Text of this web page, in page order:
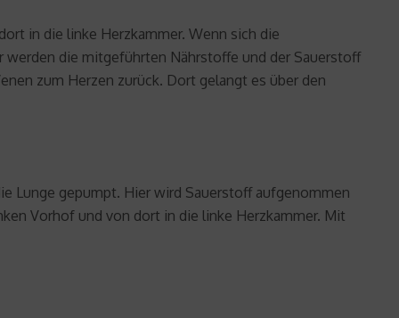
in die linke Herzkammer. Wenn sich die
die mitgeführten Nährstoffe und der Sauerstoff
zum Herzen zurück. Dort gelangt es über den
Lunge gepumpt. Hier wird Sauerstoff aufgenommen
Vorhof und von dort in die linke Herzkammer. Mit